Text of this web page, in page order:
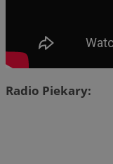
Radio Piekary: